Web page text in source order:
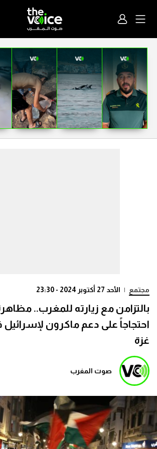
مجتمع | الأحد 27 أكتوبر 2024 - 23:30
بالتزامن مع زيارته للمغرب..
احتجاجاً على دعم ماكرون
غزة
صوت المغرب